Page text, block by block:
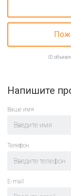
ID
Напишите
Ваше имя
Телефон
E-mail